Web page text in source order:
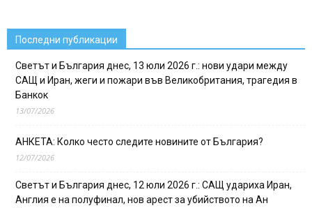
Последни публикации
Светът и България днес, 13 юли 2026 г.: нови удари между
САЩ и Иран, жеги и пожари във Великобритания, трагедия в
Банкок
13/07/2026
АНКЕТА: Колко често следите новините от България?
12/07/2026
Светът и България днес, 12 юли 2026 г.: САЩ удариха Иран,
Англия е на полуфинал, нов арест за убийството на Ан